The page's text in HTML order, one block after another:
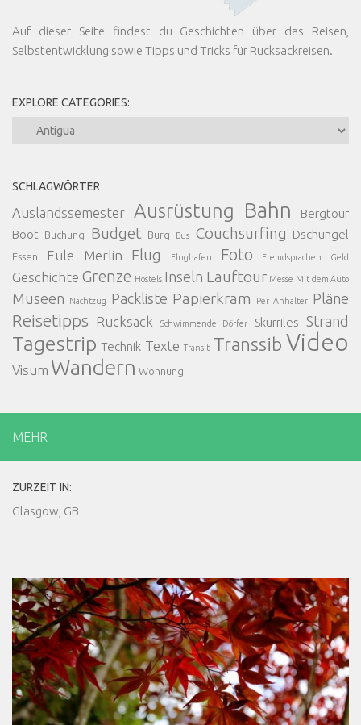
Auf dieser Seite findest du Geschichten über das Reisen,
Selbstentwicklung sowie Tipps und Tricks für Rucksackreisen.
EXPLORE CATEGORIES:
Explore
SCHLAGWÖRTER
Auslandssemester Ausrüstung Bahn
Bergtour
Boot
Buchung Budget Burg Bus Couchsurfing Dschungel
Essen Eule Merlin Flug Flughafen Foto Fremdsprachen Geld
Geschichte Grenze Hostels Inseln Lauftour Messe Mit dem Auto
Museen Nachtzug Packliste Papierkram Per Anhalter Pläne
Reisetipps Rucksack Schwimmende Dörfer Skurriles Strand
Tagestrip Technik Texte Transit Transsib Video
Visum Wandern Wohnung
MEHR
ZURZEIT IN:
Glasgow, GB